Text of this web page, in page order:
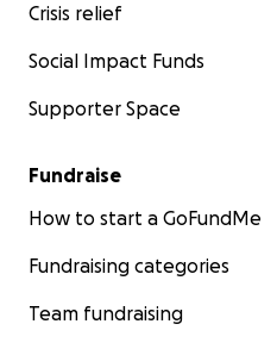
Crisis relief
Social Impact Funds
Supporter Space
Fundraise
How to start a GoFundMe
Fundraising categories
Team fundraising